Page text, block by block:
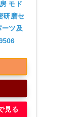
モド
研磨セ
ーツ及
見る